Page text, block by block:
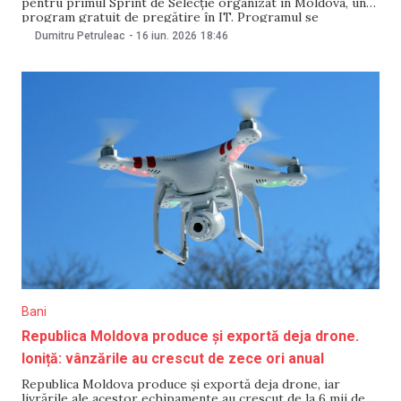
program gratuit de pregătire în IT. Programul se
adresează oricui își dorește o carieră în domeniul
Dumitru Petruleac - 16 iun. 2026 18:46
Bani
Republica Moldova produce și exportă deja drone.
Ioniță: vânzările au crescut de zece ori anual
Republica Moldova produce și exportă deja drone, iar